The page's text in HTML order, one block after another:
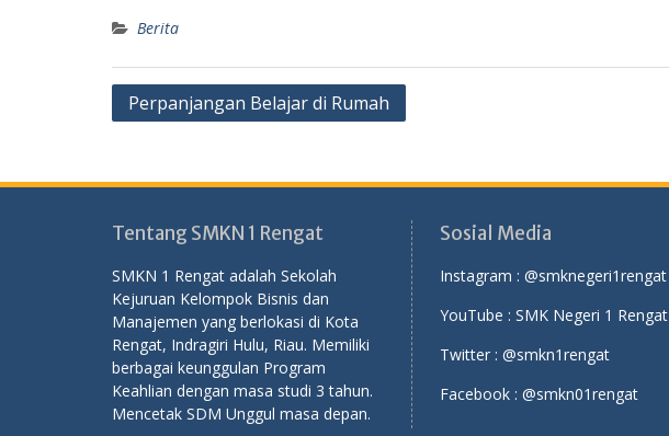
Berita
Post
Perpanjangan Belajar di Rumah
Tentang SMKN 1 Rengat
SMKN 1 Rengat adalah Sekolah
Kejuruan Kelompok Bisnis dan
Manajemen yang berlokasi di Kota
Rengat, Indragiri Hulu, Riau. Memiliki
berbagai keunggulan Program
Keahlian dengan masa studi 3 tahun.
Mencetak SDM Unggul masa depan.
Sosial Media
Instagram : @smknegeri1rengat
YouTube : SMK Negeri 1 Rengat
Twitter : @smkn1rengat
Facebook : @smkn01rengat